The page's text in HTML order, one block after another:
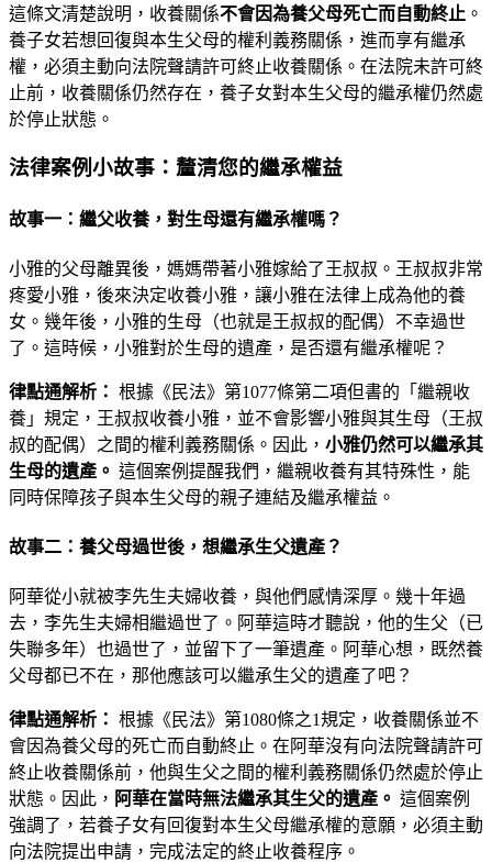
這條文清楚說明，收養關係不會因為養父母死亡而自動終止 。
養子女若想回復與本生父母的權利義務關係，進而享有繼承
權，必須主動向法院聲請許可終止收養關係。在法院未許可終
止前，收養關係仍然存在，養子女對本生父母的繼承權仍然處
於停止狀態。
法律案例小故事：釐清您的繼承權益
故事一：繼父收養，對生母還有繼承權嗎？
小雅的父母離異後，媽媽帶著小雅嫁給了王叔叔。王叔叔非常
疼愛小雅，後來決定收養小雅，讓小雅在法律上成為他的養
女。幾年後，小雅的生母（也就是王叔叔的配偶）不幸過世
了。這時候，小雅對於生母的遺產，是否還有繼承權呢？
律點通解析： 根據《民法》第1077條第二項但書的「繼親收
養」規定，王叔叔收養小雅，並不會影響小雅與其生母（王叔
叔的配偶）之間的權利義務關係。因此， 小雅仍然可以繼承其
生母的遺產。 這個案例提醒我們，繼親收養有其特殊性，能
同時保障孩子與本生父母的親子連結及繼承權益。
故事二：養父母過世後，想繼承生父遺產？
阿華從小就被李先生夫婦收養，與他們感情深厚。幾十年過
去，李先生夫婦相繼過世了。阿華這時才聽說，他的生父（已
失聯多年）也過世了，並留下了一筆遺產。阿華心想，既然養
父母都已不在，那他應該可以繼承生父的遺產了吧？
律點通解析： 根據《民法》第1080條之1規定，收養關係並不
會因為養父母的死亡而自動終止。在阿華沒有向法院聲請許可
終止收養關係前，他與生父之間的權利義務關係仍然處於停止
狀態。因此， 阿華在當時無法繼承其生父的遺產。 這個案例
強調了，若養子女有回復對本生父母繼承權的意願，必須主動
向法院提出申請，完成法定的終止收養程序。